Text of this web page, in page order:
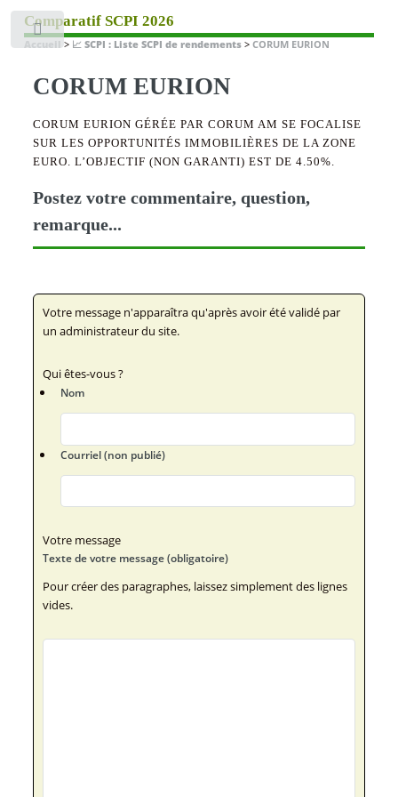
Comparatif SCPI 2026
Accueil > 📈 SCPI : Liste SCPI de rendements> CORUM EURION
CORUM EURION
CORUM EURION GÉRÉE PAR CORUM AM SE FOCALISE
SUR LES OPPORTUNITÉS IMMOBILIÈRES DE LA ZONE
EURO. L’OBJECTIF (NON GARANTI) EST DE 4.50%.
Postez votre commentaire, question,
remarque...
Votre message n'apparaîtra qu'après avoir été validé par
un administrateur du site.
Qui êtes-vous ?
Nom
Courriel (non publié)
Votre message
Texte de votre message (obligatoire)
Pour créer des paragraphes, laissez simplement des lignes
vides.
Toggle